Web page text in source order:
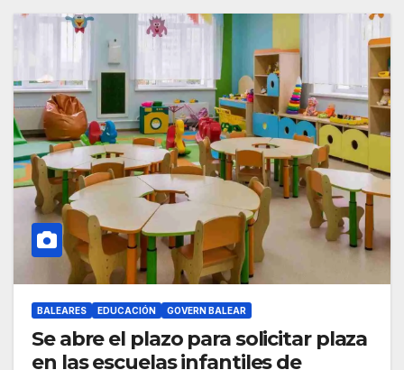
BALEARES EDUCACIÓN GOVERN BALEAR
Se abre el plazo para solicitar plaza
en las escuelas infantiles de